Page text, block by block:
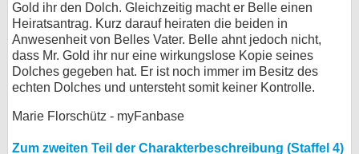
Gold ihr den Dolch. Gleichzeitig macht er Belle einen
Heiratsantrag. Kurz darauf heiraten die beiden in
Anwesenheit von Belles Vater. Belle ahnt jedoch nicht,
dass Mr. Gold ihr nur eine wirkungslose Kopie seines
Dolches gegeben hat. Er ist noch immer im Besitz des
echten Dolches und untersteht somit keiner Kontrolle.
Marie Florschütz - myFanbase
Zum zweiten Teil der Charakterbeschreibung (Staffel 4)